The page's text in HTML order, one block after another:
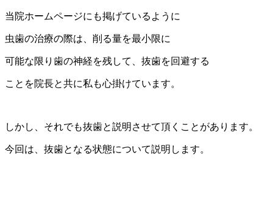
当院ホームページにも掲げているように
虫歯の治療の際は、削る量を最小限に
可能な限り歯の神経を残して、抜歯を回避する
ことを院長と共に私も心掛けています。
しかし、それでも抜歯と説明させて頂くことがあります。
今回は、抜歯となる状態について説明します。